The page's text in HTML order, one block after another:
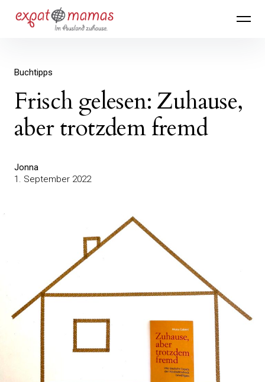
überspringen
Expatmamas – im Ausland zuhause
Buchtipps
Frisch gelesen: Zuhause,
aber trotzdem fremd
Jonna
1. September 2022